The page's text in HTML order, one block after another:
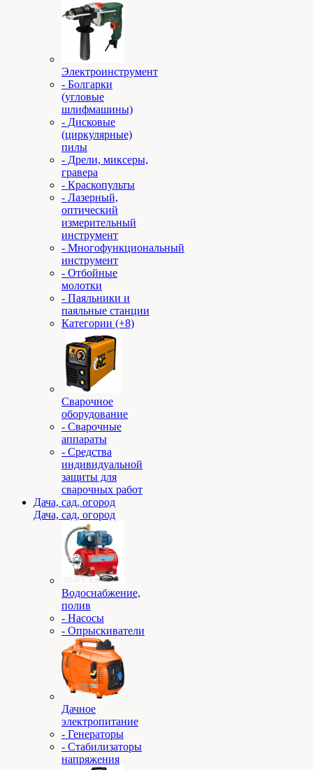
Электроинструмент
- Болгарки
(угловые
шлифмашины)
- Дисковые
(циркулярные)
пилы
- Дрели, миксеры,
гравера
- Краскопульты
- Лазерный,
оптический
измерительный
инструмент
- Многофункциональный
инструмент
- Отбойные
молотки
- Паяльники и
паяльные станции
Категории (+8)
Сварочное
оборудование
- Сварочные
аппараты
- Средства
индивидуальной
защиты для
сварочных работ
Дача, сад, огород
Дача, сад, огород
Водоснабжение,
полив
- Насосы
- Опрыскиватели
Дачное
электропитание
- Генераторы
- Стабилизаторы
напряжения